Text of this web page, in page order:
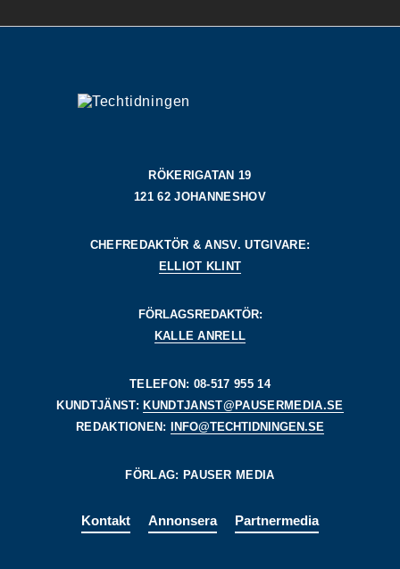
RÖKERIGATAN 19
121 62 JOHANNESHOV
CHEFREDAKTÖR & ANSV. UTGIVARE:
ELLIOT KLINT
FÖRLAGSREDAKTÖR:
KALLE ANRELL
TELEFON: 08-517 955 14
KUNDTJÄNST:KUNDTJANST@PAUSERMEDIA.SE
REDAKTIONEN:INFO@TECHTIDNINGEN.SE
FÖRLAG: PAUSER MEDIA
Kontakt Annonsera Partnermedia